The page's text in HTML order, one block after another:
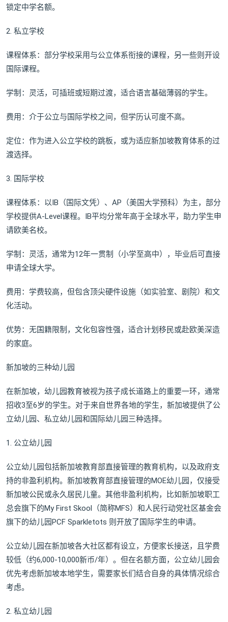
锁定中学名额。
2. 私立学校
课程体系：部分学校采用与公立体系衔接的课程，另一些则开设
国际课程。
学制：灵活，可插班或短期过渡，适合语言基础薄弱的学生。
费用：介于公立与国际学校之间，但学历认可度不高。
定位：作为进入公立学校的跳板，或为适应新加坡教育体系的过
渡选择。
3. 国际学校
课程体系：以IB（国际文凭）、AP（美国大学预科）为主，部分
学校提供A-Level课程。IB平均分常年高于全球水平，助力学生申
请欧美名校。
学制：灵活，通常为12年一贯制（小学至高中），毕业后可直接
申请全球大学。
费用：学费较高，但包含顶尖硬件设施（如实验室、剧院）和文
化活动。
优势：无国籍限制，文化包容性强，适合计划移民或赴欧美深造
的家庭。
新加坡的三种幼儿园
在新加坡，幼儿园教育被视为孩子成长道路上的重要一环，通常
招收3至6岁的学生。对于来自世界各地的学生，新加坡提供了公
立幼儿园、私立幼儿园和国际幼儿园三种选择。
1. 公立幼儿园
公立幼儿园包括新加坡教育部直接管理的教育机构，以及政府支
持的非盈利机构。新加坡教育部直接管理的MOE幼儿园，仅接受
新加坡公民或永久居民儿童。其他非盈利机构，比如新加坡职工
总会旗下的My First Skool（简称MFS）和人民行动党社区基金会
旗下的幼儿园PCF Sparkletots 则开放了国际学生的申请。
公立幼儿园在新加坡各大社区都有设立，方便家长接送，且学费
较低（约6,000-10,000新币/年）。但在名额方面，公立幼儿园会
优先考虑新加坡本地学生，需要家长们结合自身的具体情况综合
考虑。
2. 私立幼儿园